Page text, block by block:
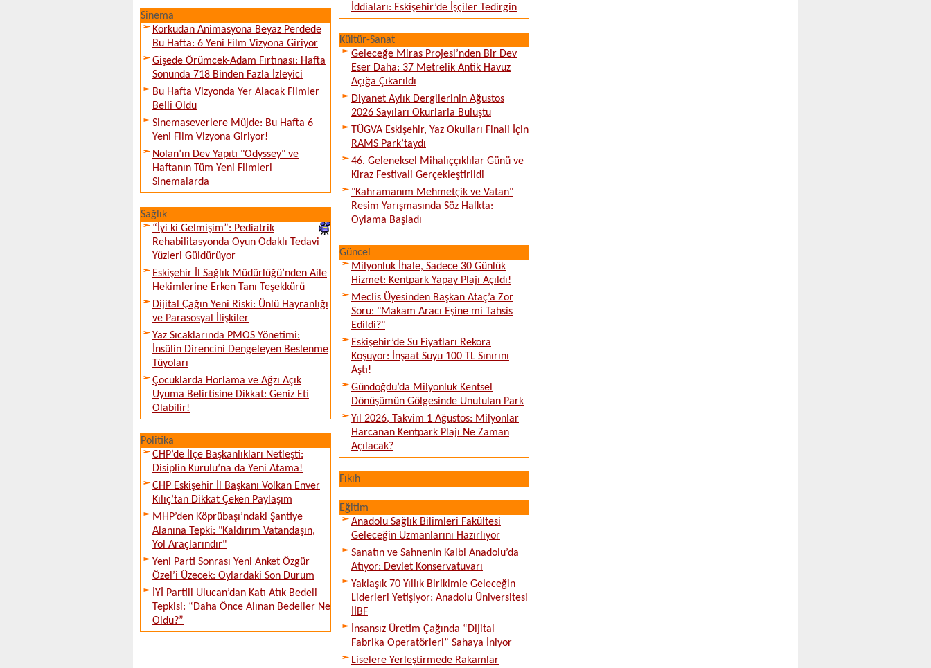
Sinema
Korkudan Animasyona Beyaz Perdede
Bu Hafta: 6 Yeni Film Vizyona Giriyor
Gişede Örümcek-Adam Fırtınası: Hafta
Sonunda 718 Binden Fazla İzleyici
Bu Hafta Vizyonda Yer Alacak Filmler
Belli Oldu
Sinemaseverlere Müjde: Bu Hafta 6
Yeni Film Vizyona Giriyor!
Nolan’ın Dev Yapıtı "Odyssey" ve
Haftanın Tüm Yeni Filmleri
Sinemalarda
Sağlık
“İyi ki Gelmişim”: Pediatrik
Rehabilitasyonda Oyun Odaklı Tedavi
Yüzleri Güldürüyor
Eskişehir İl Sağlık Müdürlüğü’nden Aile
Hekimlerine Erken Tanı Teşekkürü
Dijital Çağın Yeni Riski: Ünlü Hayranlığı
ve Parasosyal İlişkiler
Yaz Sıcaklarında PMOS Yönetimi:
İnsülin Direncini Dengeleyen Beslenme
Tüyoları
Çocuklarda Horlama ve Ağzı Açık
Uyuma Belirtisine Dikkat: Geniz Eti
Olabilir!
Politika
CHP’de İlçe Başkanlıkları Netleşti:
Disiplin Kurulu’na da Yeni Atama!
CHP Eskişehir İl Başkanı Volkan Enver
Kılıç’tan Dikkat Çeken Paylaşım
MHP’den Köprübaşı’ndaki Şantiye
Alanına Tepki: "Kaldırım Vatandaşın,
Yol Araçlarındır"
Yeni Parti Sonrası Yeni Anket Özgür
Özel’i Üzecek: Oylardaki Son Durum
İYİ Partili Ulucan’dan Katı Atık Bedeli
Tepkisi: “Daha Önce Alınan Bedeller Ne
Oldu?”
İddiaları: Eskişehir’de İşçiler Tedirgin
Kültür-Sanat
Geleceğe Miras Projesi’nden Bir Dev
Eser Daha: 37 Metrelik Antik Havuz
Açığa Çıkarıldı
Diyanet Aylık Dergilerinin Ağustos
2026 Sayıları Okurlarla Buluştu
TÜGVA Eskişehir, Yaz Okulları Finali İçin
RAMS Park’taydı
46. Geleneksel Mihalıççıklılar Günü ve
Kiraz Festivali Gerçekleştirildi
"Kahramanım Mehmetçik ve Vatan"
Resim Yarışmasında Söz Halkta:
Oylama Başladı
Güncel
Milyonluk İhale, Sadece 30 Günlük
Hizmet: Kentpark Yapay Plajı Açıldı!
Meclis Üyesinden Başkan Ataç’a Zor
Soru: "Makam Aracı Eşine mi Tahsis
Edildi?"
Eskişehir’de Su Fiyatları Rekora
Koşuyor: İnşaat Suyu 100 TL Sınırını
Aştı!
Gündoğdu’da Milyonluk Kentsel
Dönüşümün Gölgesinde Unutulan Park
Yıl 2026, Takvim 1 Ağustos: Milyonlar
Harcanan Kentpark Plajı Ne Zaman
Açılacak?
Fıkıh
Eğitim
Anadolu Sağlık Bilimleri Fakültesi
Geleceğin Uzmanlarını Hazırlıyor
Sanatın ve Sahnenin Kalbi Anadolu’da
Atıyor: Devlet Konservatuvarı
Yaklaşık 70 Yıllık Birikimle Geleceğin
Liderleri Yetişiyor: Anadolu Üniversitesi
İİBF
İnsansız Üretim Çağında “Dijital
Fabrika Operatörleri” Sahaya İniyor
Liselere Yerleştirmede Rakamlar